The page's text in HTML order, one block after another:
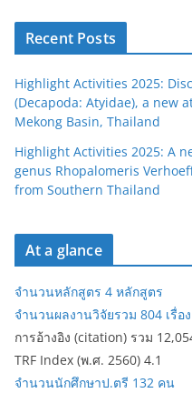
Recent Posts
Highlight Activities 2025:
(Decapoda: Atyidae), a new
Mekong Basin, Thailand
Highlight Activities 2025: A
genus Rhopalomeris
from Southern Thailand
At a glance
จำนวนหลักสูตร 4 หลักสูตร
จำนวนผลงานวิจัยรวม 804 เรื่อง
การอ้างอิง (citation) รวม
TRF Index (พ.ศ. 2560) 4.1
จำนวนนักศึกษาป.ตรี 132 คน